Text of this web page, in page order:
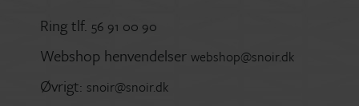
Ring tlf. 56 91 00 90
Webshop henvendelser webshop@snoir.dk
Øvrigt: snoir@snoir.dk